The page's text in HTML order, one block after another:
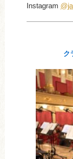
Instagram
ク